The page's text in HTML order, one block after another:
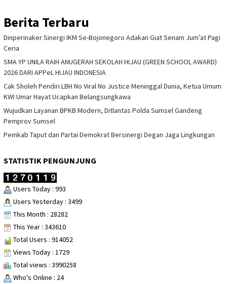
Berita Terbaru
Dinperinaker Sinergi IKM Se-Bojonegoro Adakan Giat Senam Jum’at Pagi
Ceria
SMA YP UNILA RAIH ANUGERAH SEKOLAH HIJAU (GREEN SCHOOL AWARD)
2026 DARI APPeL HIJAU INDONESIA
Cak Sholeh Pendiri LBH No Viral No Justice Meninggal Dunia, Ketua Umum
KWI Umar Hayat Ucapkan Belangsungkawa
Wujudkan Layanan BPKB Modern, Ditlantas Polda Sumsel Gandeng
Pemprov Sumsel
Pemkab Taput dan Partai Demokrat Bersinergi Degan Jaga Lingkungan
STATISTIK PENGUNJUNG
Users Today : 993
Users Yesterday : 3499
This Month : 28282
This Year : 343610
Total Users : 914052
Views Today : 1729
Total views : 3990258
Who's Online : 24